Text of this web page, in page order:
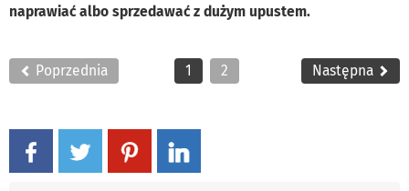
naprawiać albo sprzedawać z dużym upustem.
Poprzednia 1 2 Następna